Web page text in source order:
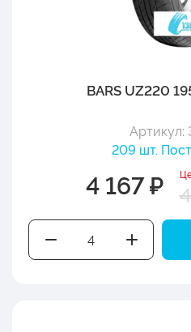
BARS UZ220
Артикул:
209 шт.
4 167 ₽